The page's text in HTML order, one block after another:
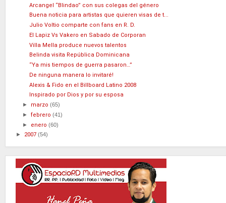
Arcangel “Blindao” con sus colegas del género
Buena noticia para artistas que quieren visas de t...
Julio Voltio comparte con fans en R. D.
El Lapiz Vs Vakero en Sabado de Corporan
Villa Mella produce nuevos talentos
Belinda visita República Dominicana
“Ya mis tiempos de guerra pasaron…”
De ninguna manera lo invitaré!
Alexis & Fido en el Billboard Latino 2008
Inspirado por Dios y por su esposa
► marzo(65)
►febrero(41)
► enero(60)
► 2007 (54)